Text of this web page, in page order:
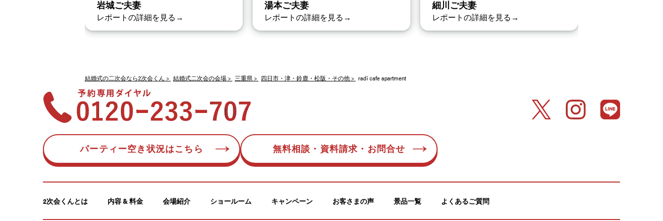
岩城ご夫妻
レポートの詳細を見る→
湯本ご夫妻
レポートの詳細を見る→
細川ご夫妻
レポートの詳細を見る→
結婚式の二次会なら2次会くん 結婚式二次会の会場 三重県 四日市・津・鈴鹿・松阪・その他 radi cafe apartment
パーティー空き状況はこちら 無料相談・資料請求・お問合せ
2次会くんとは 内容 & 料金 会場紹介 ショールーム キャンペーン お客さまの声 景品一覧 よくあるご質問